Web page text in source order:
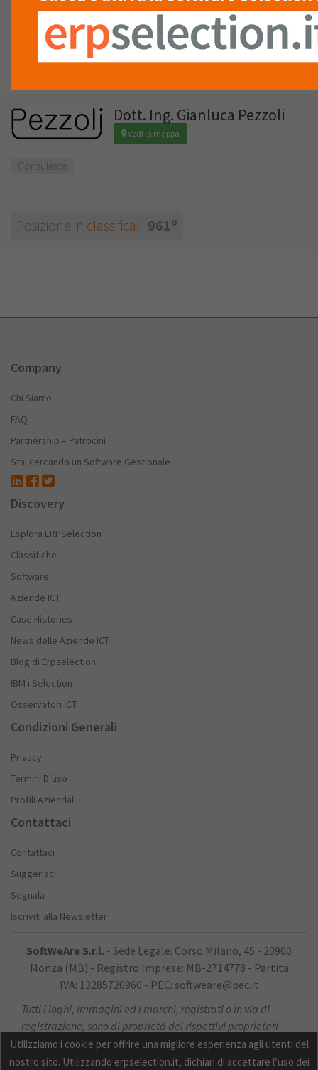
ASSISTENZA
Dott. Ing. Gianluca Pezzoli
Vedi la mappa
Consulente
Posizione in classifica: 961o
Company
Chi Siamo
FAQ
Partnership – Patrocini
Stai cercando un Software Gestionale
Discovery
Esplora ERPSelection
Classifiche
Software
Aziende ICT
Case Histories
News delle Aziende ICT
Blog di Erpselection
IBM i Selection
Osservatori ICT
Condizioni Generali
Privacy
Termini D’uso
Profili Aziendali
Contattaci
Contattaci
Suggerisci
Segnala
Iscriviti alla Newsletter
SoftWeAre S.r.l. - Sede Legale: Corso Milano, 45 - 20900
Monza (MB) - Registro Imprese: MB-2714778 - Partita
IVA: 13285720960 - PEC: softweare@pec.it
Tutti i loghi, immagini ed i marchi, registrati o in via di
registrazione, sono di proprietà dei rispettivi proprietari
Utilizziamo i cookie per offrire una migliore esperienza agli utenti del
nostro sito. Utilizzando erpselection.it, dichiari di accettare l’uso dei